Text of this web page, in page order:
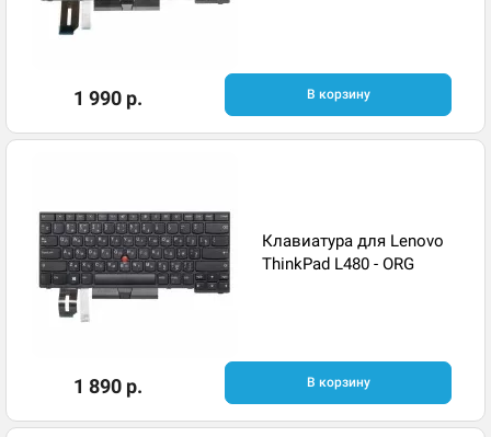
1 990 р. В корзину
Клавиатура для Lenovo
ThinkPad L480 - ORG
1 890 р. В корзину